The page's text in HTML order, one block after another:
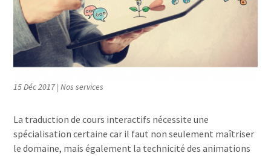
15 Déc 2017 |Nos services
La traduction de cours interactifs nécessite une
spécialisation certaine car il faut non seulement maîtriser
le domaine, mais également la technicité des animations